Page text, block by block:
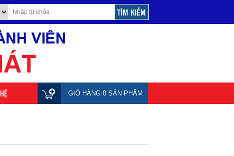
GIỎ HÀNG 0 SẢN PHẨM